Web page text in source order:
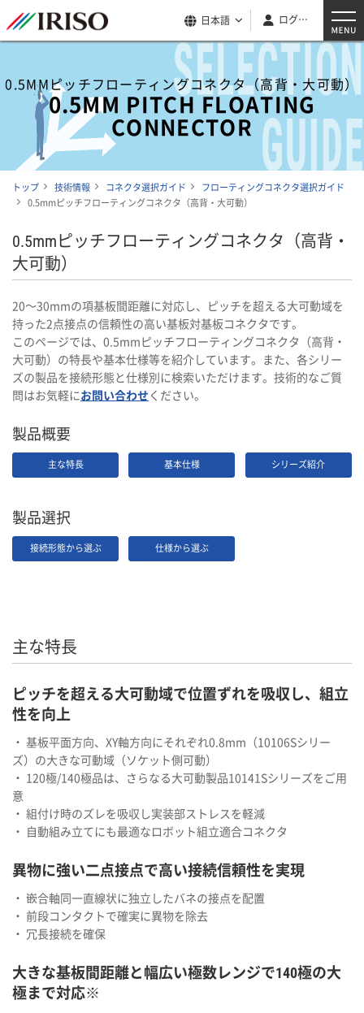
日本語 ログイン
0.5MMピッチフローティングコネクタ（高背・大可動）
0.5MM PITCH FLOATING
CONNECTOR
トップ 技術情報 コネクタ選択ガイド
フローティングコネクタ選択ガイド
0.5mmピッチフローティングコネクタ（高背・大可動）
0.5mmピッチフローティングコネクタ（高背・
大可動）
20～30mmの項基板間距離に対応し、ピッチを超える大可動域を
持った2点接点の信頼性の高い基板対基板コネクタです。
このページでは、0.5mmピッチフローティングコネクタ（高背・
大可動）の特長や基本仕様等を紹介しています。また、各シリー
ズの製品を接続形態と仕様別に検索いただけます。技術的なご質
問はお気軽にお問い合わせ ください。
製品概要
主な特長 基本仕様 シリーズ紹介
製品選択
接続形態から選ぶ 仕様から選ぶ
主な特長
ピッチを超える大可動域で位置ずれを吸収し、組立
性を向上
・ 基板平面方向、XY軸方向にそれぞれ0.8mm（10106Sシリー
ズ）の大きな可動域（ソケット側可動）
・ 120極/140極品は、さらなる大可動製品10141Sシリーズをご用
意
・ 組付け時のズレを吸収し実装部ストレスを軽減
・ 自動組み立てにも最適なロボット組立適合コネクタ
異物に強い二点接点で高い接続信頼性を実現
・ 嵌合軸同一直線状に独立したバネの接点を配置
・ 前段コンタクトで確実に異物を除去
・ 冗長接続を確保
大きな基板間距離と幅広い極数レンジで140極の大
極まで対応※